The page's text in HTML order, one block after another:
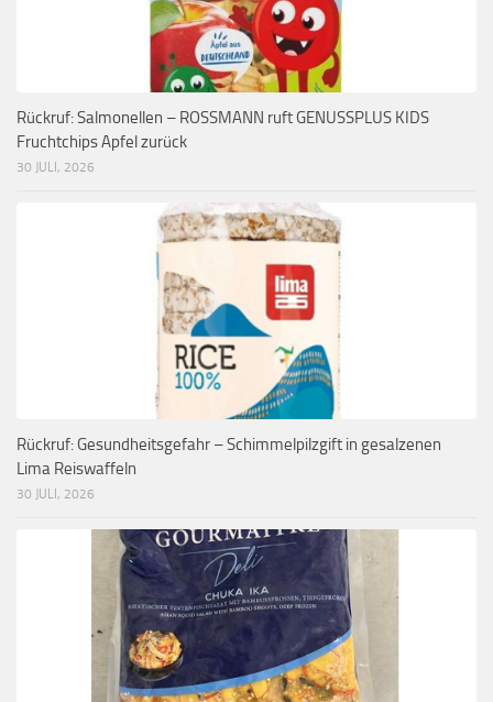
Rückruf: Salmonellen – ROSSMANN ruft GENUSSPLUS KIDS
Fruchtchips Apfel zurück
30 JULI, 2026
Rückruf: Gesundheitsgefahr – Schimmelpilzgift in gesalzenen
Lima Reiswaffeln
30 JULI, 2026